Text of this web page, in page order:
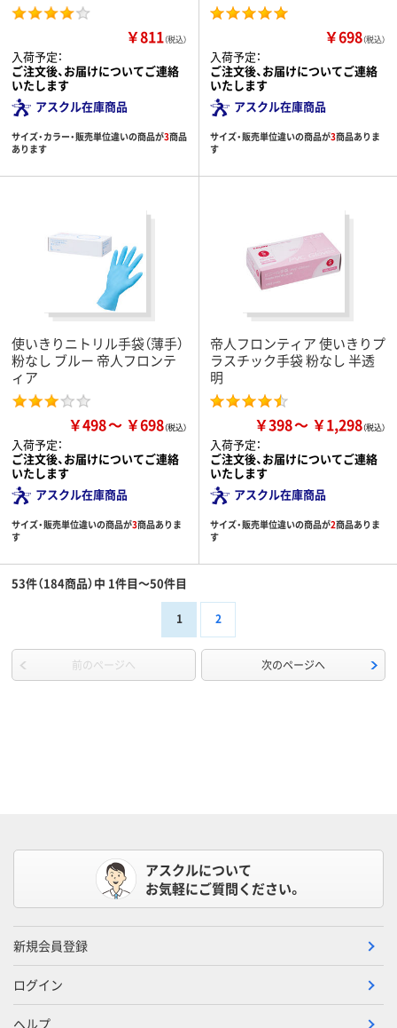
￥811（税込）
入荷予定：
ご注文後、お届けについてご連絡
いたします
アスクル在庫商品
サイズ・カラー・販売単位違いの商品が3商品
あります
￥698（税込）
入荷予定：
ご注文後、お届けについてご連絡
いたします
アスクル在庫商品
サイズ・販売単位違いの商品が3商品ありま
す
使いきりニトリル手袋（薄手）
粉なし ブルー 帝人フロンテ
ィア
￥498 ￥698
入荷予定：
ご注文後、お届けについてご連絡
いたします
アスクル在庫商品
サイズ・販売単位違いの商品が3商品ありま
す
帝人フロンティア 使いきりプ
ラスチック手袋 粉なし 半透
明
￥398 ￥1,298
入荷予定：
ご注文後、お届けについてご連絡
いたします
アスクル在庫商品
サイズ・販売単位違いの商品が2商品ありま
す
53件（184商品）中 1件目～50件目
1 2
前のページへ 次のページへ
アスクルについて
お気軽にご質問ください。
新規会員登録
ログイン
ヘルプ